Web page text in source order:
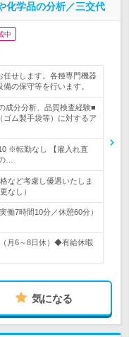
化学品の分析／三交代
中
任せします。各種専門機器
の保守等を行います。
成分分析、品質検査経験■
ム製手袋等）に対するア
※転勤なし 【雇入れ直
…
など考慮し優遇いたしま
なし）
働7時間10分／休憩60分）
月6～8日休）◆有給休暇
気になる